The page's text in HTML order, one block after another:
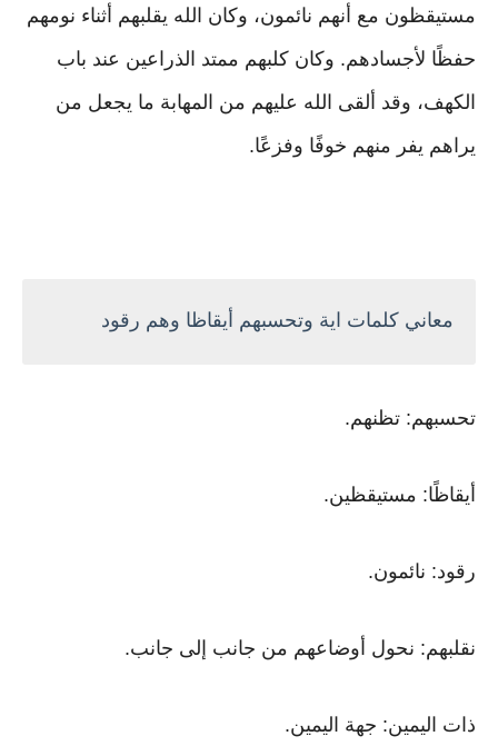
مستيقظون مع أنهم نائمون، وكان الله يقلبهم أثناء نومهم
حفظًا لأجسادهم. وكان كلبهم ممتد الذراعين عند باب
الكهف، وقد ألقى الله عليهم من المهابة ما يجعل من
يراهم يفر منهم خوفًا وفزعًا.
معاني كلمات اية وتحسبهم أيقاظا وهم رقود
تحسبهم: تظنهم.
أيقاظًا: مستيقظين.
رقود: نائمون.
نقلبهم: نحول أوضاعهم من جانب إلى جانب.
ذات اليمين: جهة اليمين.